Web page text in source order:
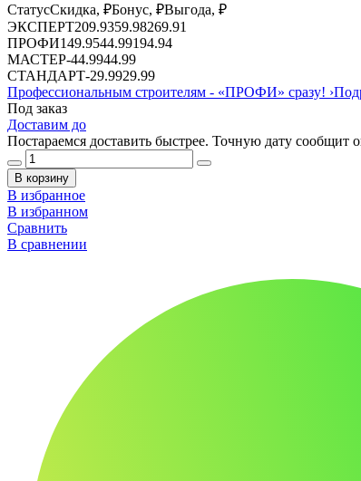
СтатусСкидка, ₽Бонус, ₽Выгода, ₽
ЭКСПЕРТ209.9359.98269.91
ПРОФИ149.9544.99194.94
МАСТЕР-44.9944.99
СТАНДАРТ-29.9929.99
Профессиональным строителям - «ПРОФИ» сразу! ›
Под заказ
Доставим до
Постараемся доставить быстрее. Точную дату сообщит
В корзину
В избранное
В избранном
Сравнить
В сравнении